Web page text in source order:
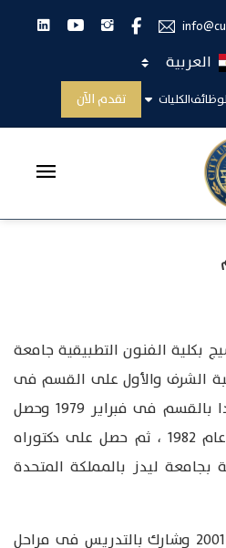
فيس بوكانستجراميوتيوبلينكدان
اختر اللغة
الكليات تقدم الآن
الأقسام
بكلية الفنون التطبيقية جامعة
الشرف والأول على القسم فى
عام 1978 وتم تعيينه معيدا بالقسم فى فبراير 1979 وحصل
على درجة الماجستير فى عام 1982 ، ثم حصل على دكتوراه
ليدز بالمملكة المتحدة
حصل على درجة أستاذ عام 2001 وشارك بالتدريس فى مراحل